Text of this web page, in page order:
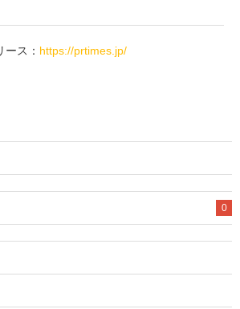
ス： https://prtimes.jp/
0